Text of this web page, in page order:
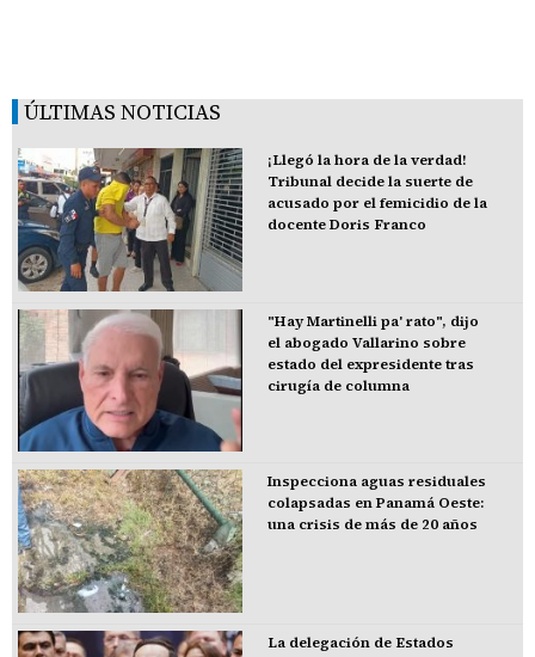
ÚLTIMAS NOTICIAS
¡Llegó la hora de la verdad!
Tribunal decide la suerte de
acusado por el femicidio de la
docente Doris Franco
"Hay Martinelli pa' rato", dijo
el abogado Vallarino sobre
estado del expresidente tras
cirugía de columna
Inspecciona aguas residuales
colapsadas en Panamá Oeste:
una crisis de más de 20 años
La delegación de Estados